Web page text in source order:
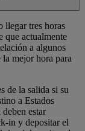
llegar tres horas
que actualmente
a algunos
la mejor hora para
de la salida si su
a Estados
estar
in y depositar el